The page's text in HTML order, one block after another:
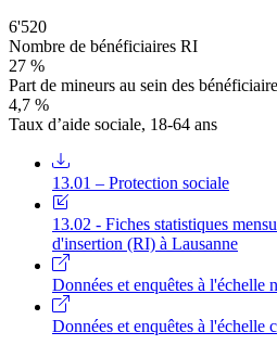
6'520
Nombre de bénéficiaires RI
27 %
Part de mineurs au sein des
4,7 %
Taux d’aide sociale, 18-64 ans
13.01 – Protection sociale
13.02 - Fiches statistiques
d'insertion (RI) à Lausanne
Données et enquêtes à l'échelle
Données et enquêtes à l'échelle